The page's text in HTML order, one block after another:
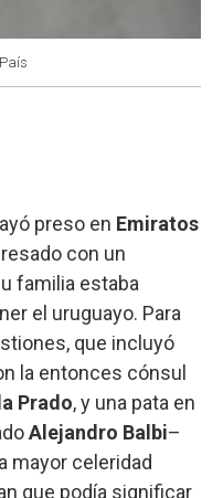
preso en Emiratos
con un
familia estaba
el uruguayo. Para
que incluyó
la entonces cónsul
Prado, y una pata en
Alejandro Balbi–
mayor celeridad
que podía significar